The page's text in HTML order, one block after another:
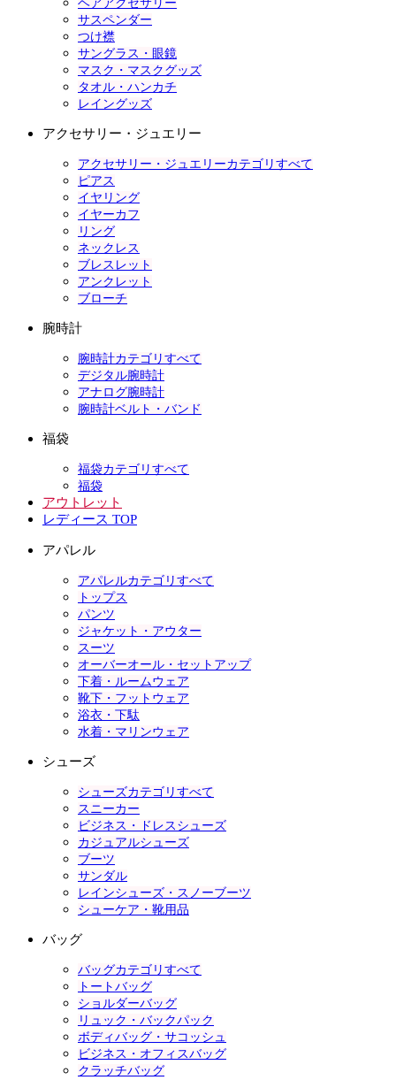
ヘアアクセサリー
サスペンダー
つけ襟
サングラス・眼鏡
マスク・マスクグッズ
タオル・ハンカチ
レイングッズ
アクセサリー・ジュエリー
アクセサリー・ジュエリーカテゴリすべて
ピアス
イヤリング
イヤーカフ
リング
ネックレス
ブレスレット
アンクレット
ブローチ
腕時計
腕時計カテゴリすべて
デジタル腕時計
アナログ腕時計
腕時計ベルト・バンド
福袋
福袋カテゴリすべて
福袋
アウトレット
レディース TOP
アパレル
アパレルカテゴリすべて
トップス
パンツ
ジャケット・アウター
スーツ
オーバーオール・セットアップ
下着・ルームウェア
靴下・フットウェア
浴衣・下駄
水着・マリンウェア
シューズ
シューズカテゴリすべて
スニーカー
ビジネス・ドレスシューズ
カジュアルシューズ
ブーツ
サンダル
レインシューズ・スノーブーツ
シューケア・靴用品
バッグ
バッグカテゴリすべて
トートバッグ
ショルダーバッグ
リュック・バックパック
ボディバッグ・サコッシュ
ビジネス・オフィスバッグ
クラッチバッグ